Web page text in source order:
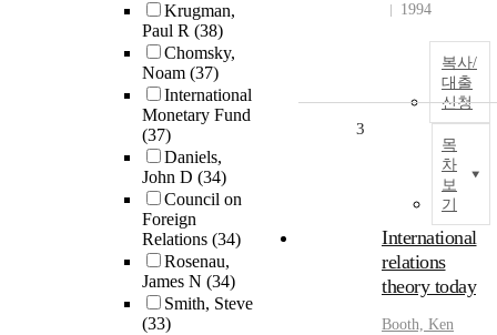
Krugman,
Paul R (38)
Chomsky,
Noam (37)
International
Monetary Fund
(37)
Daniels,
John D (34)
Council on
Foreign
Relations (34)
Rosenau,
James N (34)
Smith, Steve
(33)
1994
복사/
대출
신청
목
차
보
기
3
International
relations
theory today
Booth, Ken